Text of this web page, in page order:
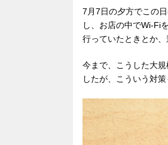
7月7日の夕方でこの
し、お店の中でWi-Fi
行っていたときとか
今まで、こうした大
したが、こういう対